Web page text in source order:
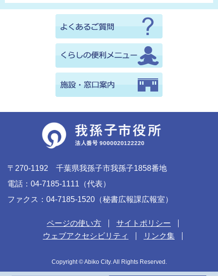
〒270-1192 千葉県我孫子市我孫子1858番地
電話：04-7185-1111（代表）
ファクス：04-7185-1520（秘書広報課広報室）
ページの使い方
サイトポリシー
ウェブアクセシビリティ
リンク集
Copyright © Abiko City. All Rights Reserved.